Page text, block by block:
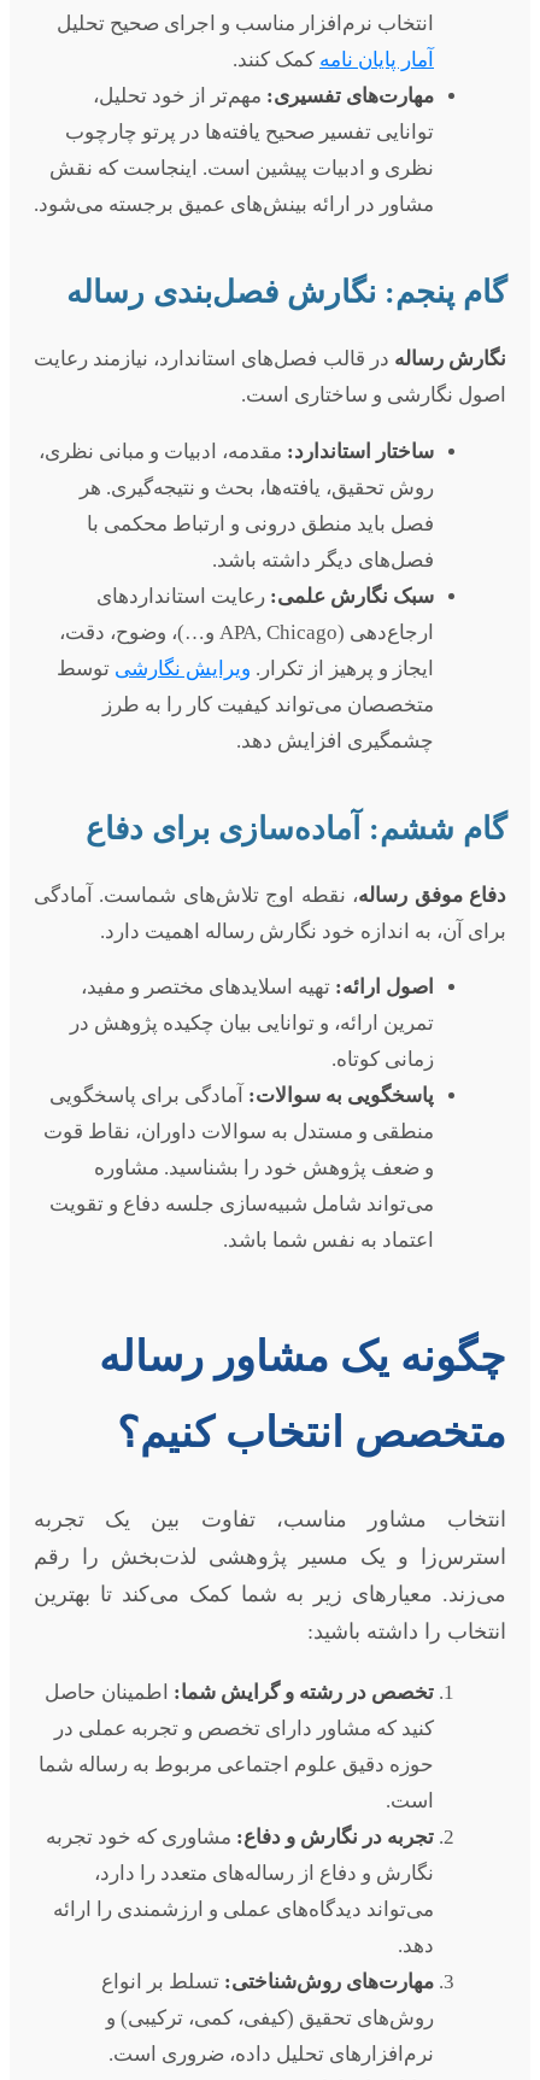
انتخاب نرم‌افزار مناسب و اجرای صحیح تحلیل
آمار پایان نامه کمک کنند.
مهارت‌های تفسیری: مهم‌تر از خود تحلیل،
توانایی تفسیر صحیح یافته‌ها در پرتو چارچوب
نظری و ادبیات پیشین است. اینجاست که نقش
مشاور در ارائه بینش‌های عمیق برجسته می‌شود.
گام پنجم: نگارش فصل‌بندی رساله
نگارش رساله در قالب فصل‌های استاندارد، نیازمند رعایت
اصول نگارشی و ساختاری است.
ساختار استاندارد: مقدمه، ادبیات و مبانی نظری،
روش تحقیق، یافته‌ها، بحث و نتیجه‌گیری. هر
فصل باید منطق درونی و ارتباط محکمی با
فصل‌های دیگر داشته باشد.
سبک نگارش علمی: رعایت استانداردهای
ارجاع‌دهی (APA, Chicago و…)، وضوح، دقت،
ایجاز و پرهیز از تکرار. ویرایش نگارشی توسط
متخصصان می‌تواند کیفیت کار را به طرز
چشمگیری افزایش دهد.
گام ششم: آماده‌سازی برای دفاع
دفاع موفق رساله، نقطه اوج تلاش‌های شماست. آمادگی
برای آن، به اندازه خود نگارش رساله اهمیت دارد.
اصول ارائه: تهیه اسلاید‌های مختصر و مفید،
تمرین ارائه، و توانایی بیان چکیده پژوهش در
زمانی کوتاه.
پاسخگویی به سوالات: آمادگی برای پاسخگویی
منطقی و مستدل به سوالات داوران، نقاط قوت
و ضعف پژوهش خود را بشناسید. مشاوره
می‌تواند شامل شبیه‌سازی جلسه دفاع و تقویت
اعتماد به نفس شما باشد.
چگونه یک مشاور رساله
متخصص انتخاب کنیم؟
انتخاب مشاور مناسب، تفاوت بین یک تجربه
استرس‌زا و یک مسیر پژوهشی لذت‌بخش را رقم
می‌زند. معیارهای زیر به شما کمک می‌کند تا بهترین
انتخاب را داشته باشید:
تخصص در رشته و گرایش شما: اطمینان حاصل
کنید که مشاور دارای تخصص و تجربه عملی در
حوزه دقیق علوم اجتماعی مربوط به رساله شما
است.
تجربه در نگارش و دفاع: مشاوری که خود تجربه
نگارش و دفاع از رساله‌های متعدد را دارد،
می‌تواند دیدگاه‌های عملی و ارزشمندی را ارائه
دهد.
مهارت‌های روش‌شناختی: تسلط بر انواع
روش‌های تحقیق (کیفی، کمی، ترکیبی) و
نرم‌افزارهای تحلیل داده، ضروری است.